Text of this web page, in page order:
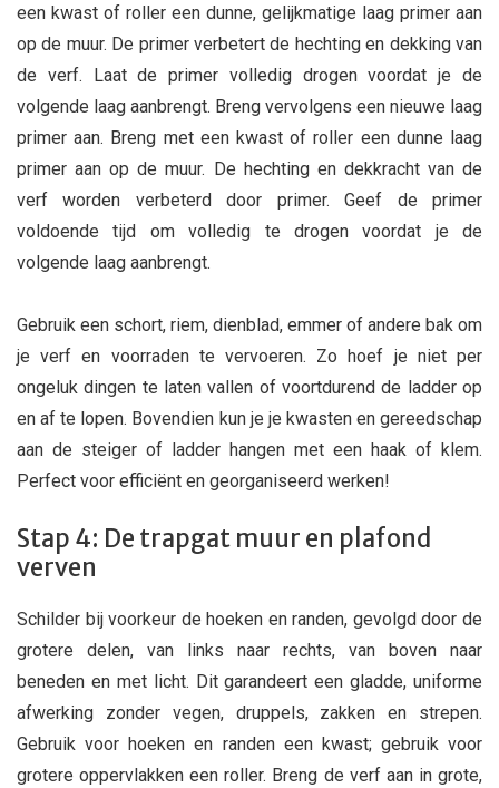
een kwast of roller een dunne, gelijkmatige laag primer aan
op de muur. De primer verbetert de hechting en dekking van
de verf. Laat de primer volledig drogen voordat je de
volgende laag aanbrengt. Breng vervolgens een nieuwe laag
primer aan. Breng met een kwast of roller een dunne laag
primer aan op de muur. De hechting en dekkracht van de
verf worden verbeterd door primer. Geef de primer
voldoende tijd om volledig te drogen voordat je de
volgende laag aanbrengt.
Gebruik een schort, riem, dienblad, emmer of andere bak om
je verf en voorraden te vervoeren. Zo hoef je niet per
ongeluk dingen te laten vallen of voortdurend de ladder op
en af te lopen. Bovendien kun je je kwasten en gereedschap
aan de steiger of ladder hangen met een haak of klem.
Perfect voor efficiënt en georganiseerd werken!
Stap 4: De trapgat muur en plafond
verven
Schilder bij voorkeur de hoeken en randen, gevolgd door de
grotere delen, van links naar rechts, van boven naar
beneden en met licht. Dit garandeert een gladde, uniforme
afwerking zonder vegen, druppels, zakken en strepen.
Gebruik voor hoeken en randen een kwast; gebruik voor
grotere oppervlakken een roller. Breng de verf aan in grote,